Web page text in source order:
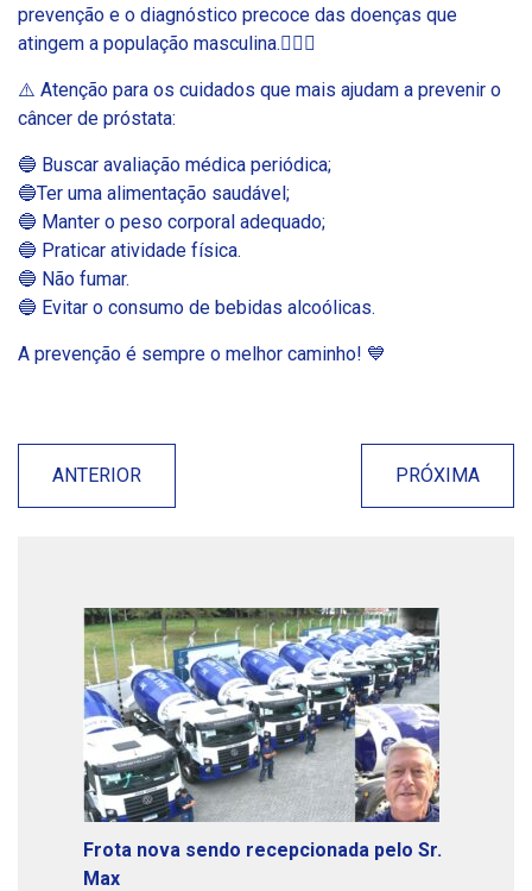
prevenção e o diagnóstico precoce das doenças que
atingem a população masculina.🧍🏻‍♂️
⚠️ Atenção para os cuidados que mais ajudam a prevenir o
câncer de próstata:
🔵 Buscar avaliação médica periódica;
🔵Ter uma alimentação saudável;
🔵 Manter o peso corporal adequado;
🔵 Praticar atividade física.
🔵 Não fumar.
🔵 Evitar o consumo de bebidas alcoólicas.
A prevenção é sempre o melhor caminho! 💙
ANTERIOR PRÓXIMA
Frota nova sendo recepcionada pelo Sr.
Max